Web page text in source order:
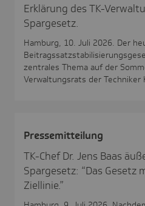
Erklärung des TK-
Spargesetz.
Hamburg, 10. Juli 2026. Der
zentrales Thema auf der
Verwaltungsrats der Techniker
Pres­se­mit­tei­lung
TK-Chef Dr. Jens Baas
Spargesetz: “Das Gesetz
Ziellinie.”